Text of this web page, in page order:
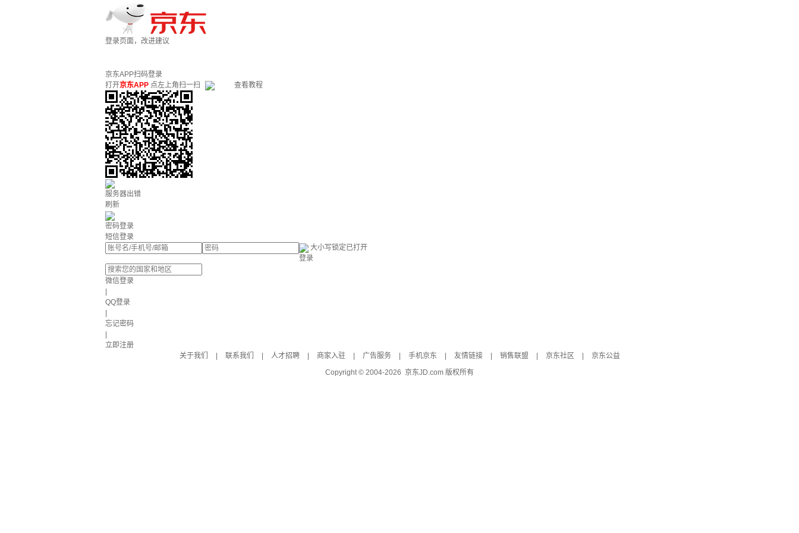
登录页面，改进建议
京东APP扫码登录
打开京东APP 点左上角扫一扫 查看教程
服务器出错
刷新
密码登录
短信登录
大小写锁定已打开
登录
微信登录
QQ登录
忘记密码
立即注册
关于我们
联系我们 人才招聘 商家入驻 广告服务 手机京东 友情链接 销售联盟 京东社区
京东公益
Copyright © 2004-2026 京东JD.com 版权所有